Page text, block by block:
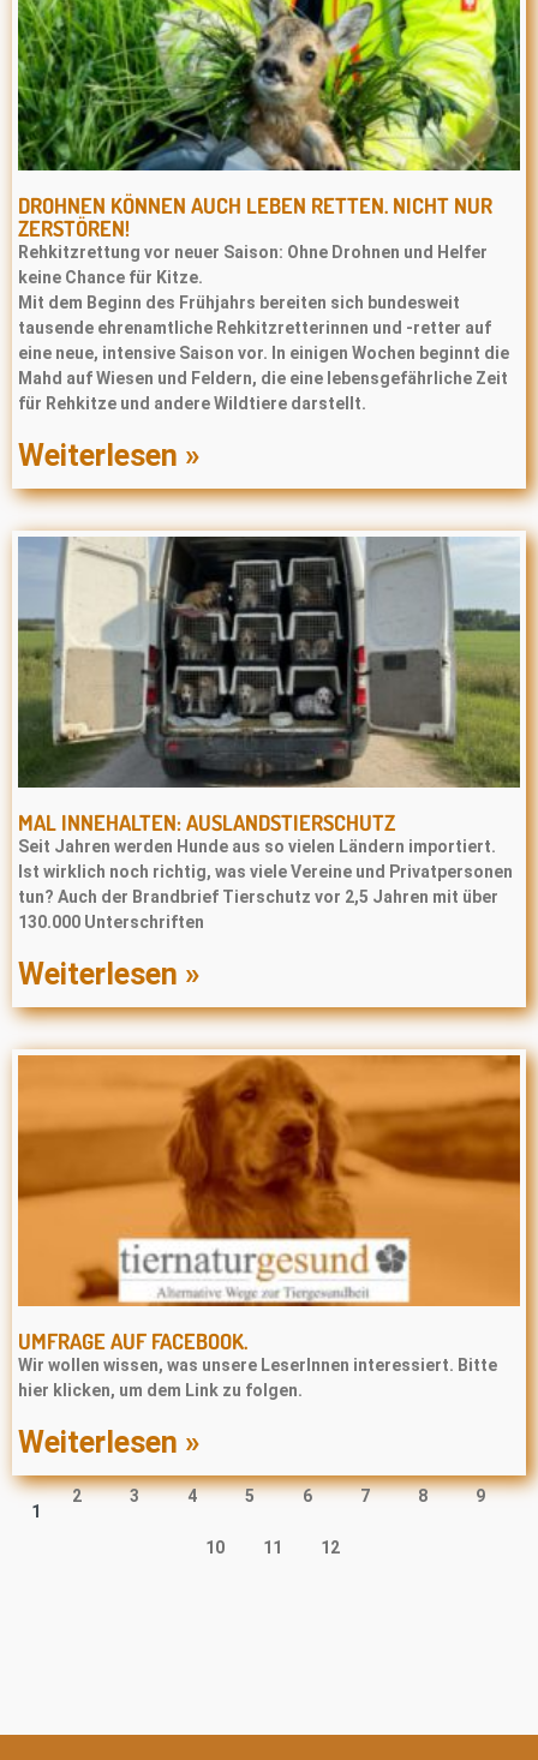
DROHNEN KÖNNEN AUCH LEBEN RETTEN. NICHT NUR
ZERSTÖREN!
Rehkitzrettung vor neuer Saison: Ohne Drohnen und Helfer
keine Chance für Kitze.
Mit dem Beginn des Frühjahrs bereiten sich bundesweit
tausende ehrenamtliche Rehkitzretterinnen und -retter auf
eine neue, intensive Saison vor. In einigen Wochen beginnt die
Mahd auf Wiesen und Feldern, die eine lebensgefährliche Zeit
für Rehkitze und andere Wildtiere darstellt.
Weiterlesen »
MAL INNEHALTEN: AUSLANDSTIERSCHUTZ
Seit Jahren werden Hunde aus so vielen Ländern importiert.
Ist wirklich noch richtig, was viele Vereine und Privatpersonen
tun? Auch der Brandbrief Tierschutz vor 2,5 Jahren mit über
130.000 Unterschriften
Weiterlesen »
UMFRAGE AUF FACEBOOK.
Wir wollen wissen, was unsere LeserInnen interessiert. Bitte
hier klicken, um dem Link zu folgen.
Weiterlesen »
1
2 3 4 5 6 7 8 9
10 11 12